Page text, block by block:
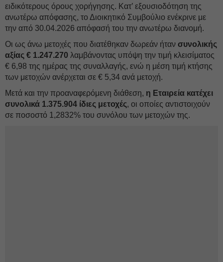
ειδικότερους όρους χορήγησης. Κατ’ εξουσιοδότηση της
ανωτέρω απόφασης, το Διοικητικό Συμβούλιο ενέκρινε με
την από 30.04.2026 απόφασή του την ανωτέρω διανομή.
Οι ως άνω μετοχές που διατέθηκαν δωρεάν ήταν συνολικής
αξίας € 1.247.270 λαμβάνοντας υπόψη την τιμή κλεισίματος
€ 6,98 της ημέρας της συναλλαγής, ενώ η μέση τιμή κτήσης
των μετοχών ανέρχεται σε € 5,34 ανά μετοχή.
Μετά και την προαναφερόμενη διάθεση, η Εταιρεία κατέχει
συνολικά 1.375.904 ίδιες μετοχές, οι οποίες αντιστοιχούν
σε ποσοστό 1,2832% του συνόλου των μετοχών της.